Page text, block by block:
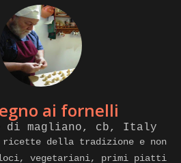
ai fornelli
di magliano, cb, Italy
ricette della tradizione e non
vegetariani, primi piatti